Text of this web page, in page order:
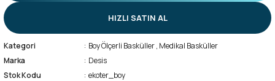
HIZLI SATIN AL
Kategori Boy Ölçerli Basküller, Medikal Basküller
Marka
Desis
Stok Kodu
ekoter_boy